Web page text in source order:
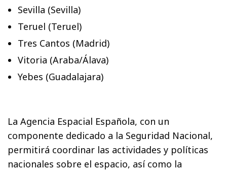
Sevilla (Sevilla)
Teruel (Teruel)
Tres Cantos (Madrid)
Vitoria (Araba/Álava)
Yebes (Guadalajara)
La Agencia Espacial Española, con un
componente dedicado a la Seguridad Nacional,
permitirá coordinar las actividades y políticas
nacionales sobre el espacio, así como la